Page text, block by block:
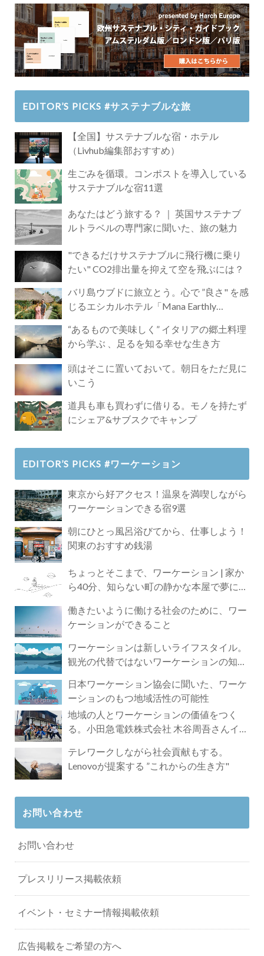
EDITOR’S PICKS #サステナブルな旅
【全国】サステナブルな宿・ホテル
（Livhub編集部おすすめ）
生ごみを循環。コンポストを導入している
サステナブルな宿11選
あなたはどう旅する？ ｜ 英国サステナブ
ルトラベルの専門家に聞いた、旅の魅力
"できるだけサステナブルに飛行機に乗り
たい" CO2排出量を抑えて空を飛ぶには？
バリ島ウブドに旅立とう。心で ”良さ" を感
じるエシカルホテル「Mana Earthly
“あるもので美味しく” イタリアの郷土料理
から学ぶ 、足るを知る幸せな生き方
頭はそこに置いておいて。朝日をただ見に
いこう
道具も車も買わずに借りる。モノを持たず
にシェア&サブスクでキャンプ
EDITOR’S PICKS #ワーケーション
東京から好アクセス！温泉を満喫しながら
ワーケーションできる宿9選
朝にひとっ風呂浴びてから、仕事しよう！
関東のおすすめ銭湯
ちょっとそこまで、ワーケーション | 家か
ら40分、知らない町の静かな本屋で夢に近
働きたいように働ける社会のために、ワー
ケーションができること
ワーケーションは新しいライフスタイル。
観光の代替ではないワーケーションの知ら
日本ワーケーション協会に聞いた、ワーケ
ーションのもつ地域活性の可能性
地域の人とワーケーションの価値をつく
る。小田急電鉄株式会社 木谷周吾さんイン
テレワークしながら社会貢献もする。
Lenovoが提案する ”これからの生き方"
お問い合わせ
お問い合わせ
プレスリリース掲載依頼
イベント・セミナー情報掲載依頼
広告掲載をご希望の方へ